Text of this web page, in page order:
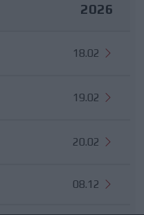
2026
18.02
19.02
20.02
08.12